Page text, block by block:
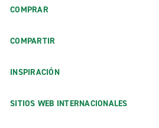
COMPRAR
COMPARTIR
INSPIRACIÓN
SITIOS WEB INTERNACIONALES